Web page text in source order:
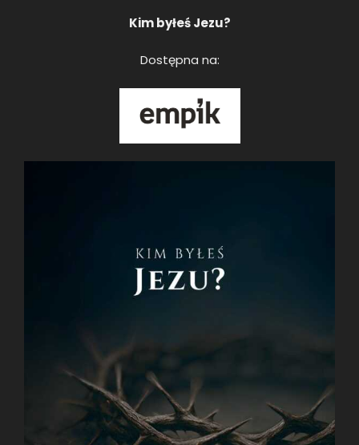
Kim byłeś Jezu?
Dostępna na: